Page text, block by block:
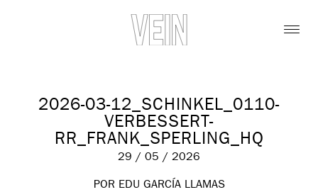
2026-03-12_SCHINKEL_0110-
VERBESSERT-
RR_FRANK_SPERLING_HQ
29 / 05 / 2026
POR EDU GARCÍA LLAMAS